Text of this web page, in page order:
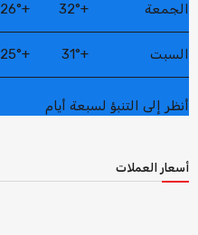
الجمعة +
32°
+
26°
السبت +
31°
+
25°
أنظر إلى التنبؤ لسبعة أيام
أسعار العملات